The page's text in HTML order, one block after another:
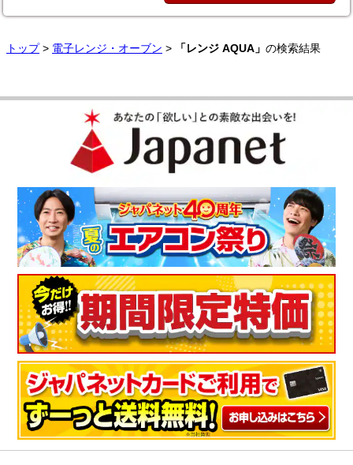
トップ> 電子レンジ・オーブン > 「レンジ AQUA」 の検索結果